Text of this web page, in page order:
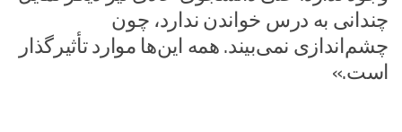
چندانی به درس خواندن ندارد، چون
چشم‌اندازی نمی‌بیند. همه این‌ها موارد تأثیرگذار
است.»